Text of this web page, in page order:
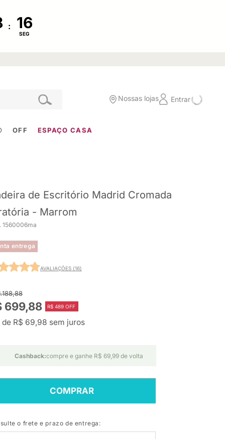
:
SEG
Nossas lojas Entrar
OFF ESPAÇO CASA
de Escritório Madrid Cromada
- Marrom
1560006ma
entrega
AVALIAÇÕES (16)
699,88 R$ 489 OFF
de R$ 69,98 sem juros
Cashback:compre e ganhe R$ 69,99 de volta
COMPRAR
o frete e prazo de entrega: